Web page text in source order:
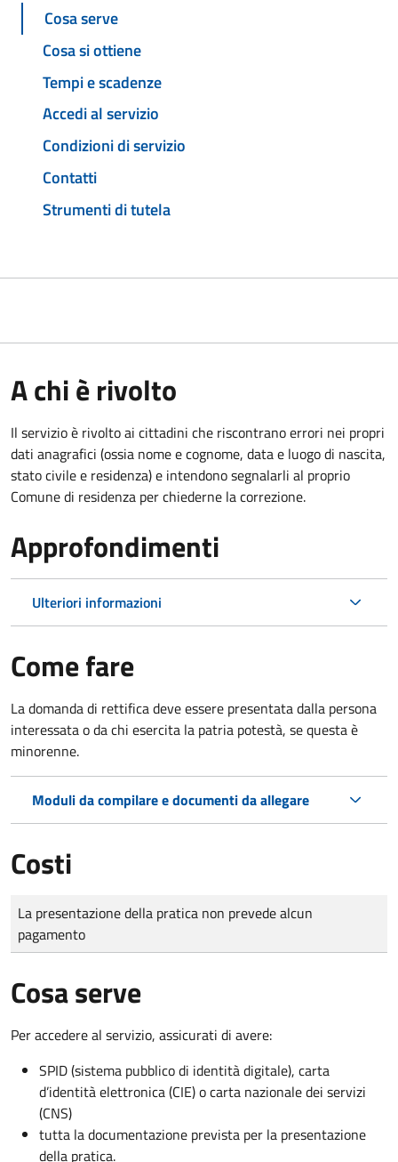
Cosa serve
Cosa si ottiene
Tempi e scadenze
Accedi al servizio
Condizioni di servizio
Contatti
Strumenti di tutela
A chi è rivolto
Il servizio è rivolto ai cittadini che riscontrano errori nei propri
dati anagrafici (ossia nome e cognome, data e luogo di nascita,
stato civile e residenza) e intendono segnalarli al proprio
Comune di residenza per chiederne la correzione.
Approfondimenti
Ulteriori informazioni
Come fare
La domanda di rettifica deve essere presentata dalla persona
interessata oda chi esercita la patria potestà, se questa è
minorenne.
Moduli da compilare e documenti da allegare
Costi
Tipo di pagamento
Importo
La presentazione della pratica non prevede alcun
pagamento
Cosa serve
Per accedere al servizio, assicurati di avere:
SPID (sistema pubblico di identità digitale), carta
d’identità elettronica (CIE) o carta nazionale dei servizi
(CNS)
tutta la documentazione prevista per la presentazione
della pratica.